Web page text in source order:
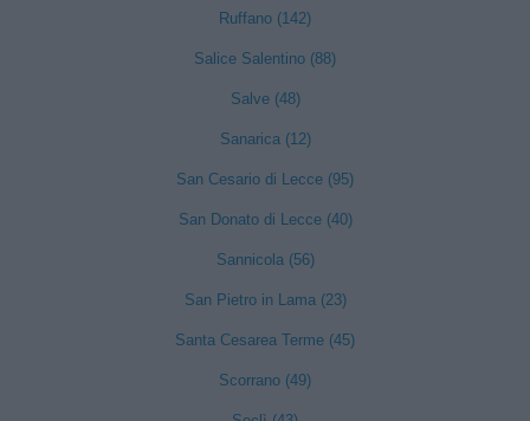
Ruffano (142)
Salice Salentino (88)
Salve (48)
Sanarica (12)
San Cesario di Lecce (95)
San Donato di Lecce (40)
Sannicola (56)
San Pietro in Lama (23)
Santa Cesarea Terme (45)
Scorrano (49)